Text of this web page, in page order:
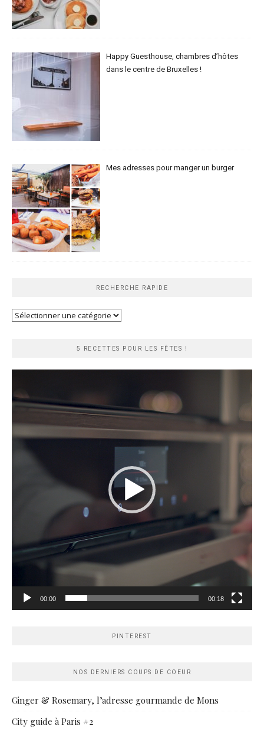
Happy Guesthouse, chambres d’hôtes
dans le centre de Bruxelles !
Mes adresses pour manger un burger
RECHERCHE RAPIDE
Recherche
5 RECETTES POUR LES FÊTES !
00:00 00:18
PINTEREST
NOS DERNIERS COUPS DE COEUR
Ginger & Rosemary, l’adresse gourmande de Mons
City guide à Paris #2